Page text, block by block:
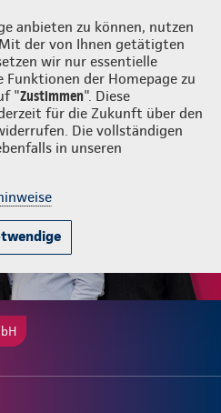
anbieten zu können, nutzen
der von Ihnen getätigten
wir nur essentielle
der Homepage zu
"Zustimmen". Diese
für die Zukunft über den
Die vollständigen
in unseren
Login
Wissenswertes Beratung &